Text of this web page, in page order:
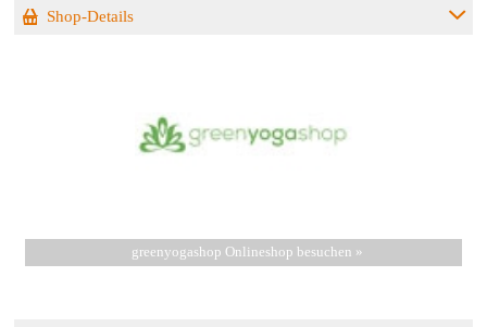
Shop-Details
greenyogashop Onlineshop besuchen »